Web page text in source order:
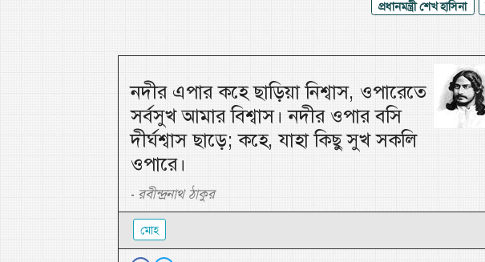
প্রধানমন্ত্রী শেখ হাসিনা
নদীর এপার কহে ছাড়িয়া নিশ্বাস, ওপারেতে
সর্বসুখ আমার বিশ্বাস। নদীর ওপার বসি
দীর্ঘশ্বাস ছাড়ে; কহে, যাহা কিছু সুখ সকলি
ওপারে।
- রবীন্দ্রনাথ ঠাকুর
মোহ